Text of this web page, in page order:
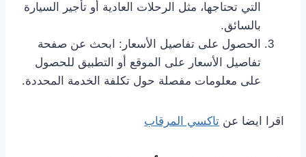
التي تحتاجها، مثل الرحلات العادية أو تأجير السيارة
بالسائق.
الحصول على تفاصيل الأسعار: ابحث عن صفحة
تفاصيل الأسعار على الموقع أو التطبيق للحصول
على معلومات مفصلة حول تكلفة الخدمة المحددة.
اقرا ايضا عن تاكسي المرقاب